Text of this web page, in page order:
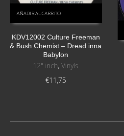
AÑADIR AL CARRITO
KDV12002 Culture Freeman
& Bush Chemist – Dread inna
Babylon
12" inch,Vinyls
€11,75